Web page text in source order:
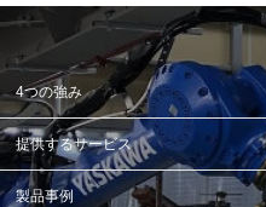
4つの強み
提供するサービス
製品事例